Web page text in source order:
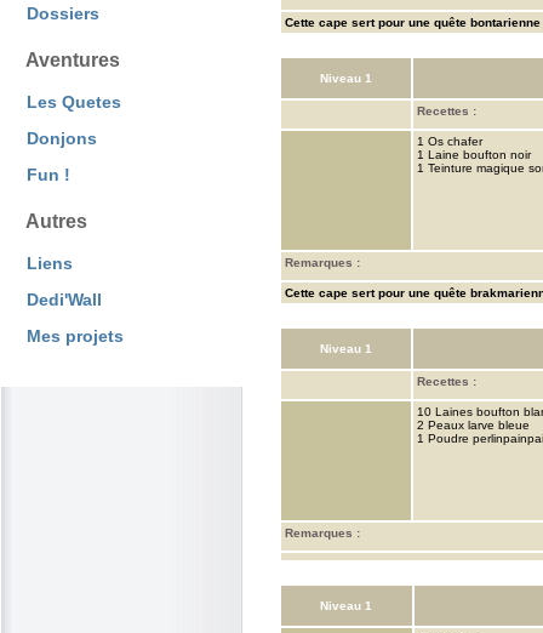
Dossiers
Aventures
Les Quetes
Donjons
Fun !
Autres
Liens
Dedi'Wall
Mes projets
Cette cape sert pour une quête bontarienne
Niveau 1
Recettes :
1 Os chafer
1 Laine boufton noir
1 Teinture magique
Remarques :
Cette cape sert pour une quête
Niveau 1
Recettes :
10 Laines boufton
2 Peaux larve bleue
1 Poudre
Remarques :
Niveau 1